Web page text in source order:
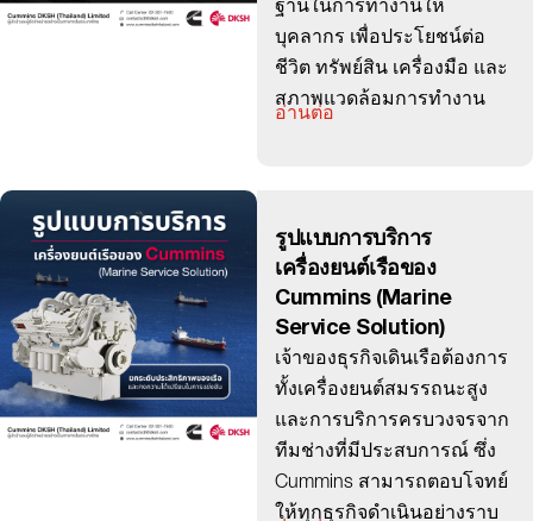
ฐานในการทำงานให้
บุคลากร เพื่อประโยชน์ต่อ
ชีวิต ทรัพย์สิน เครื่องมือ และ
สภาพแวดล้อมการทำงาน
อ่านต่อ
รูปแบบการบริการ
เครื่องยนต์เรือของ
Cummins (Marine
Service Solution)
เจ้าของธุรกิจเดินเรือต้องการ
ทั้งเครื่องยนต์สมรรถนะสูง
และการบริการครบวงจรจาก
ทีมช่างที่มีประสบการณ์ ซึ่ง
Cummins สามารถตอบโจทย์
ให้ทุกธุรกิจดำเนินอย่างราบ